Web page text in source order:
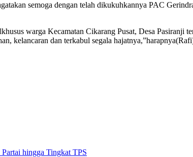
semoga dengan telah dikukuhkannya PAC
warga Kecamatan Cikarang Pusat, Desa Pasiranji
kelancaran dan terkabul segala
hingga Tingkat TPS